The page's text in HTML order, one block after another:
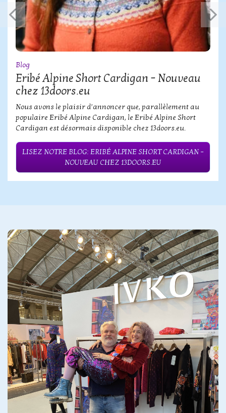
Blog
Eribé Alpine Short Cardigan – Nouveau
chez 13doors.eu
Nous avons le plaisir d’annoncer que, parallèlement au
populaire Eribé Alpine Cardigan, le Eribé Alpine Short
Cardigan est désormais disponible chez 13doors.eu.
LISEZ NOTRE BLOG: ERIBÉ ALPINE SHORT CARDIGAN –
NOUVEAU CHEZ 13DOORS.EU